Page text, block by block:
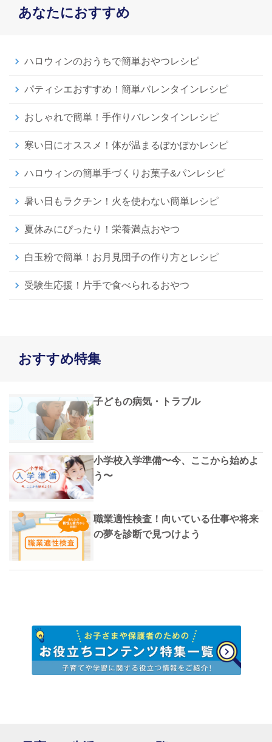
あなたにおすすめ
ハロウィンのおうちで簡単おやつレシピ
パティシエおすすめ！簡単バレンタインレシピ
おしゃれで簡単！手作りバレンタインレシピ
寒い日にオススメ！体が温まるぽかぽかレシピ
ハロウィンの簡単手づくりお菓子&パンレシピ
暑い日もラクチン！火を使わない簡単レシピ
夏休みにぴったり！栄養満点おやつ
白玉粉で簡単！お月見団子の作り方とレシピ
受験生応援！片手で食べられるおやつ
おすすめ特集
子どもの病気・トラブル
小学校入学準備〜今、ここから始めよ
う〜
職業適性検査！向いている仕事や将来
の夢を診断で見つけよう